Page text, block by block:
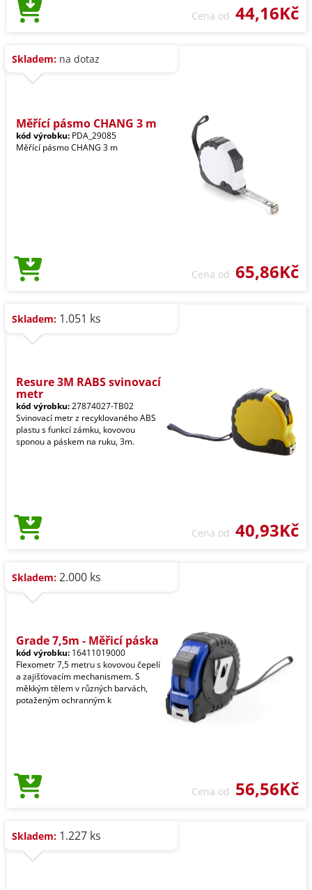
Cena od 44,16Kč
Skladem: na dotaz
Měřící pásmo CHANG 3 m
kód výrobku: PDA_29085
Měřící pásmo CHANG 3 m
Cena od 65,86Kč
Skladem: 1.051 ks
Resure 3M RABS svinovací
metr
kód výrobku:27874027-TB02
Svinovací metr z recyklovaného ABS
plastu s funkcí zámku, kovovou
sponou a páskem na ruku, 3m.
Cena od 40,93Kč
Skladem: 2.000 ks
Grade 7,5m - Měřicí páska
kód výrobku: 16411019000
Flexometr 7,5 metru s kovovou čepelí
a zajišťovacím mechanismem. S
měkkým tělem v různých barvách,
potaženým ochranným k
Cena od 56,56Kč
Skladem: 1.227 ks